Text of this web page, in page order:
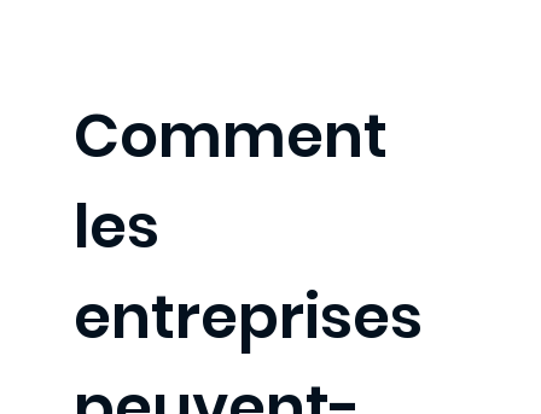
Comment
les
entreprises